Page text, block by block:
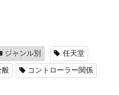
ジャンル別
任天堂
般
コントローラー関係